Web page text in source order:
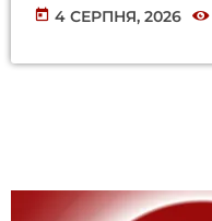
today 4 СЕРПНЯ, 2026